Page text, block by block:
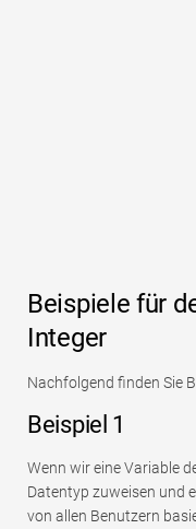
Beispiele für
Integer
Nachfolgend finden Sie
Beispiel 1
Wenn wir eine Variable
Datentyp zuweisen und
von allen Benutzern